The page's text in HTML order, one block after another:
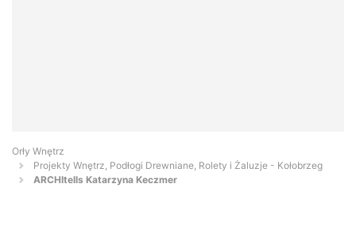
Orły Wnętrz
Projekty Wnętrz, Podłogi Drewniane, Rolety i Żaluzje - Kołobrzeg
ARCHItells Katarzyna Keczmer